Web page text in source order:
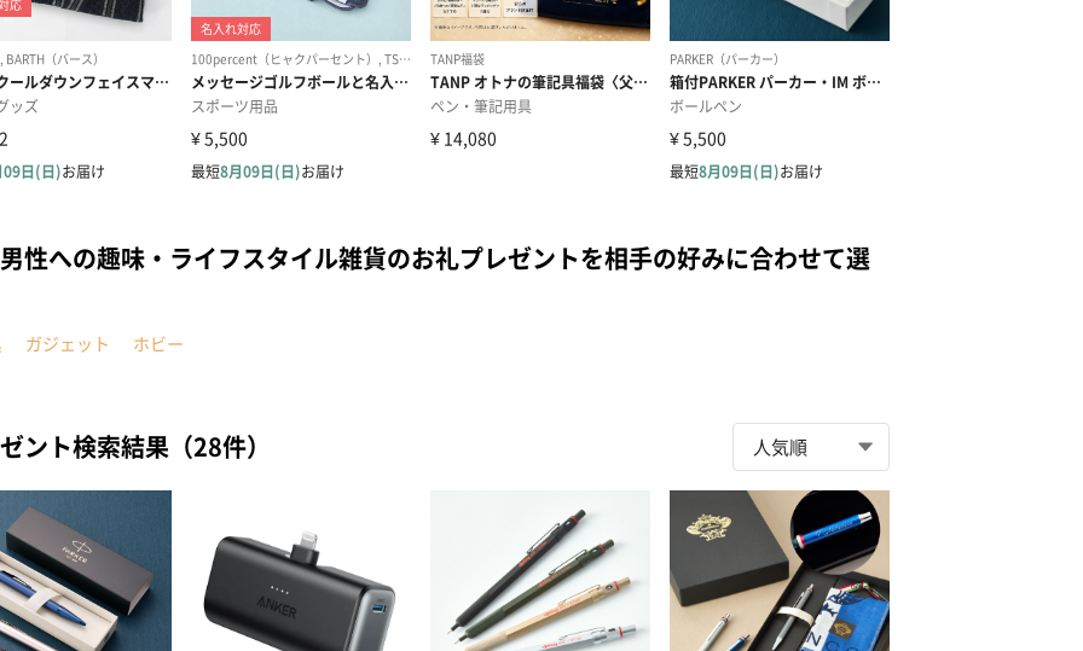
性への趣味・ライフスタイル雑貨のお礼プレゼントを相手の好みに合わせて選
ガジェット ホビー
ント検索結果（28件）